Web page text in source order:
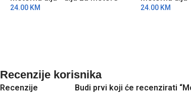
24.00 KM 24.00 KM
Recenzije korisnika
Recenzije Budi prvi koji će recenzirati